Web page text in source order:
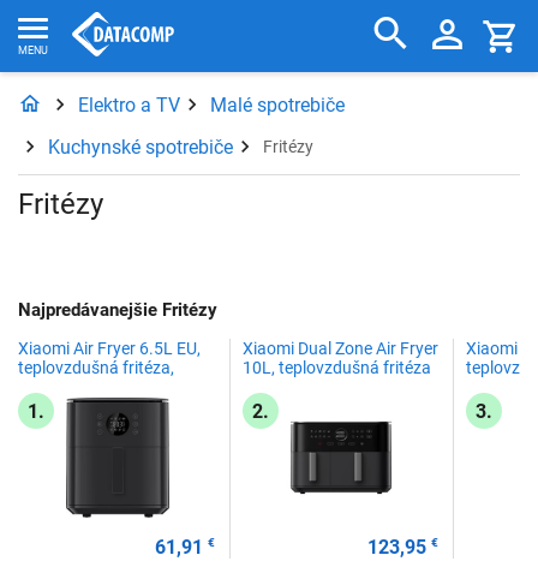
Elektro a TV
Malé spotrebiče
Kuchynské spotrebiče
Fritézy
Fritézy
Najpredávanejšie Fritézy
1.
Xiaomi Air Fryer 6.5L EU,
teplovzdušná fritéza,
61,91 €
2.
Xiaomi Dual Zone Air Fryer
10L, teplovzdušná fritéza
123,95€
3.
Xiaomi